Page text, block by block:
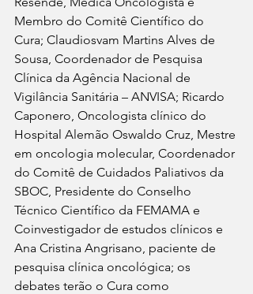
Membro do Comitê Científico do
Cura; Claudiosvam Martins Alves de
Sousa, Coordenador de Pesquisa
Clínica da Agência Nacional de
Vigilância Sanitária – ANVISA; Ricardo
Caponero, Oncologista clínico do
Hospital Alemão Oswaldo Cruz, Mestre
em oncologia molecular, Coordenador
do Comitê de Cuidados Paliativos da
SBOC, Presidente do Conselho
Técnico Científico da FEMAMA e
Coinvestigador de estudos clínicos e
Ana Cristina Angrisano, paciente de
pesquisa clínica oncológica; os
debates terão o Cura como